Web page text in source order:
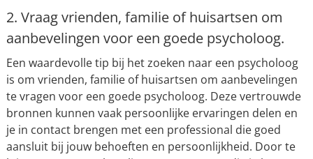
2. Vraag vrienden, familie of huisartsen om
aanbevelingen voor een goede psycholoog.
Een waardevolle tip bij het zoeken naar een psycholoog
is om vrienden, familie of huisartsen om aanbevelingen
te vragen voor een goede psycholoog. Deze vertrouwde
bronnen kunnen vaak persoonlijke ervaringen delen en
je in contact brengen met een professional die goed
aansluit bij jouw behoeften en persoonlijkheid. Door te